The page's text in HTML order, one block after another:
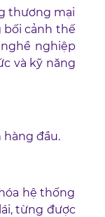
thương mại
bối cảnh thế
nghiệp
và kỹ năng
hàng đầu.
hệ thống
từng được